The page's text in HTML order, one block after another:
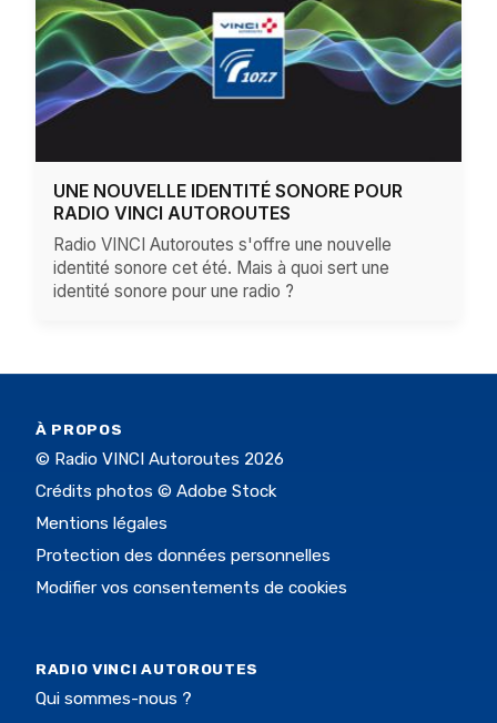
UNE NOUVELLE IDENTITÉ SONORE POUR
RADIO VINCI AUTOROUTES
Radio VINCI Autoroutes s'offre une nouvelle
identité sonore cet été. Mais à quoi sert une
identité sonore pour une radio ?
À PROPOS
© Radio VINCI Autoroutes 2026
Crédits photos © Adobe Stock
Mentions légales
Protection des données personnelles
Modifier vos consentements de cookies
RADIO VINCI AUTOROUTES
Qui sommes-nous ?